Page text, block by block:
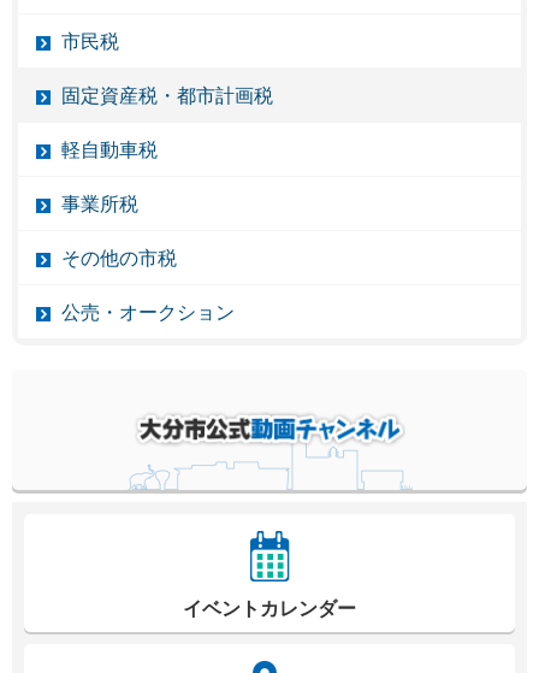
市民税
固定資産税・都市計画税
軽自動車税
事業所税
その他の市税
公売・オークション
イベントカレンダー